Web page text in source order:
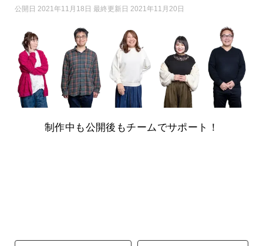
公開日 2021年11月18日 最終更新日 2021年11月20日
制作中も公開後もチームでサポート！